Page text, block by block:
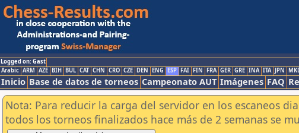
Logged on: Gast
Arabic ARM AZE BIH BUL CAT CHN CRO CZE DEN ENG ESP FAI FIN FRA GER GRE INA ITA JPN
Inicio Base de datos de torneos Campeonato AUT Imágenes FAQ
Nota: Para reducir la carga del servidor en los escaneos
todos los torneos finalizados hace más de 2 semanas se